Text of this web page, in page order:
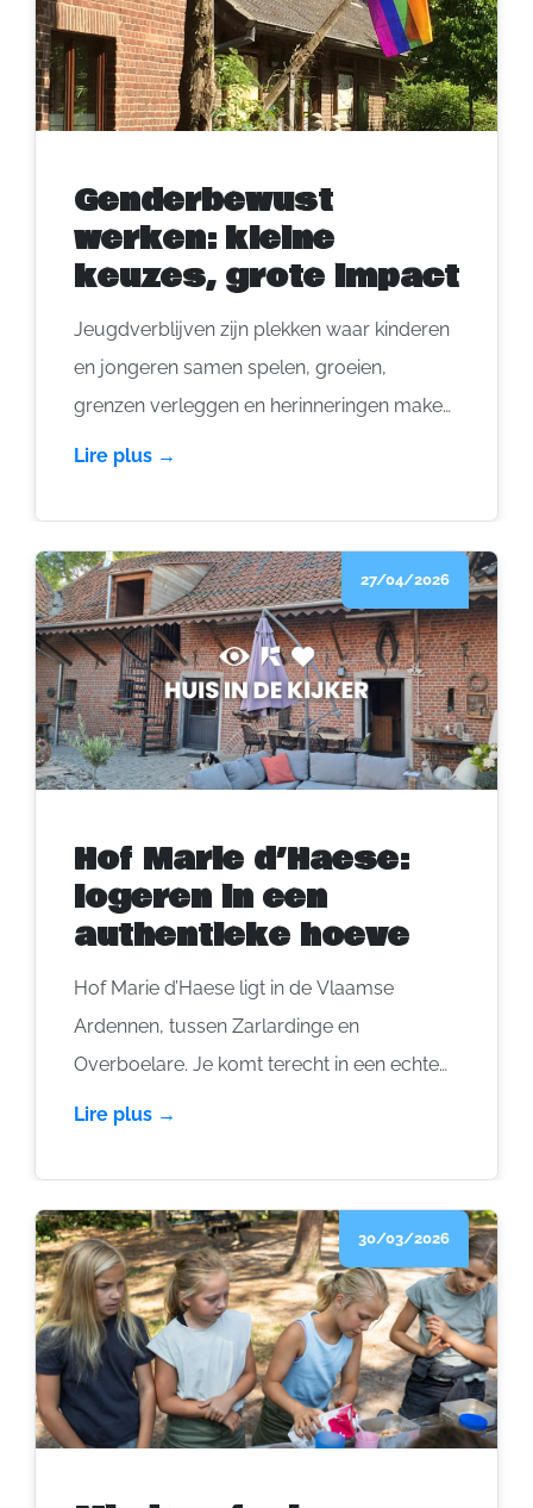
Genderbewust
werken: kleine
keuzes, grote impact
Jeugdverblijven zijn plekken waar kinderen
en jongeren samen spelen, groeien,
grenzen verleggen en herinneringen maken.
Het zijn plekken waar je jezelf mag zijn, of
Lire plus →
27/04/2026
Hof Marie d’Haese:
logeren in een
authentieke hoeve
Hof Marie d’Haese ligt in de Vlaamse
Ardennen, tussen Zarlardinge en
Overboelare. Je komt terecht in een echte
vierkantshoeve, met paarden in de weide,
en een gezellige binnenkoer. Je slaapt er
met maximaal 12 personen en je kookt er
zelf. Chantal en Gunther baten het verblijf
uit, samen met hun dochters Liebke en
Gaete. Binnenkort nemen Liebke en haar
vriend Cedric het over. Je voelt hier snel, dit
is een plek die warme gastvrijheid uitstraalt.
Lire plus →
30/03/2026